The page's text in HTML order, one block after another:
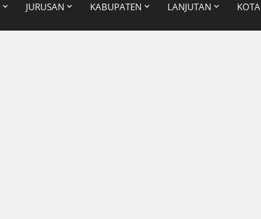
JURUSAN KABUPATEN LANJUTAN KOTA